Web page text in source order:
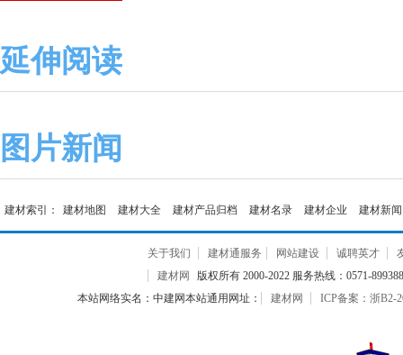
延伸阅读
图片新闻
建材索引： 建材地图 建材大全 建材产品归档 建材名录 建材企业 建材新闻
关于我们 建材通服务 网站建设 诚聘英才
建材网
版权所有 2000-2022 服务热线：0571-
本站网络实名：中建网本站通用网址：
建材网 ICP备案：浙B2-